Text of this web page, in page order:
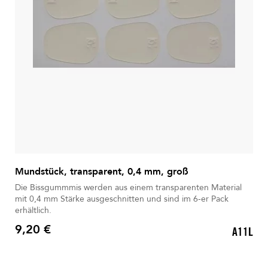
Mundstück, transparent, 0,4 mm, groß
Die Bissgummmis werden aus einem transparenten Material
mit 0,4 mm Stärke ausgeschnitten und sind im 6-er Pack
erhältlich.
Preis
9,20 € A11L